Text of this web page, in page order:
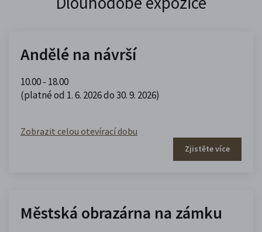
Andělé na návrší
10.00 - 18.00
(platné od 1. 6. 2026 do 30. 9. 2026)
Zobrazit celou otevírací dobu
Zjistěte více
Městská obrazárna na zámku